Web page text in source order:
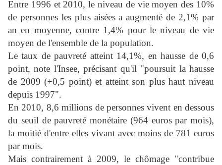
Entre 1996 et 2010, le niveau de vie moyen des 10%
de personnes les plus aisées a augmenté de 2,1% par
an en moyenne, contre 1,4% pour le niveau de vie
moyen de l'ensemble de la population.
Le taux de pauvreté atteint 14,1%, en hausse de 0,6
point, note l'Insee, précisant qu'il "poursuit la hausse
de 2009 (+0,5 point) et atteint son plus haut niveau
depuis 1997".
En 2010, 8,6 millions de personnes vivent en dessous
du seuil de pauvreté monétaire (964 euros par mois),
la moitié d'entre elles vivant avec moins de 781 euros
par mois.
Mais contrairement à 2009, le chômage "contribue